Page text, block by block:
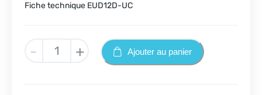
Fiche technique EUD12D-UC
-
quantité + Ajouter au panier